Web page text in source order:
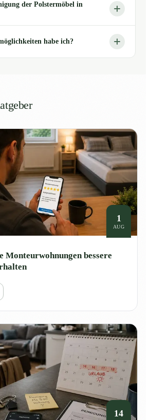
der Polstermöbel in
habe ich?
1
AUG
Monteurwohnungen bessere
14